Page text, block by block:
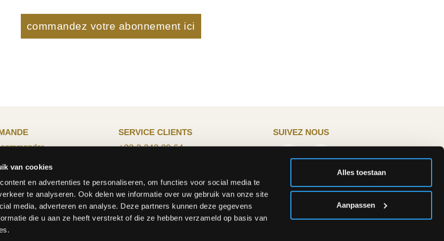
van cookies
en advertenties te personaliseren, om functies voor social media te
te analyseren. Ook delen we informatie over uw gebruik van onze site
media, adverteren en analyse. Deze partners kunnen deze gegevens
die u aan ze heeft verstrekt of die ze hebben verzameld op basis van
Alles toestaan
Aanpassen
commandez votre abonnement ici
des frais
de paiement
RLLC
SERVICE CLIENTS
+32 2 242 29 64
Lundi - Vendredi: 8:15 - 12:00 &
13:00 - 17:00
Samedi: 9:00 - 12:00
SUIVEZ NOUS